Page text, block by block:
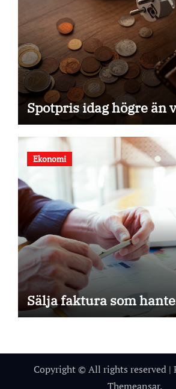
Spotpris idag högre än
Ekonomi
Sälja faktura som
Copyright © All rights reserved |
Themeansar.